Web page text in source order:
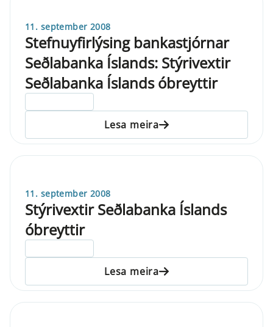
11. september 2008
Stefnuyfirlýsing bankastjórnar
Seðlabanka Íslands: Stýrivextir
Seðlabanka Íslands óbreyttir
Lesa meira
11. september 2008
Stýrivextir Seðlabanka Íslands
óbreyttir
Lesa meira